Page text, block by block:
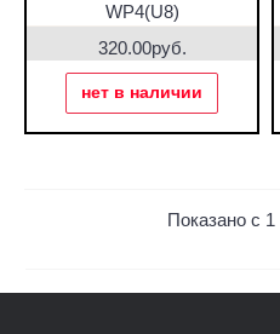
WP4(U8)
320.00руб.
нет в наличии
Показано с 1